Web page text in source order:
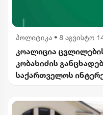
პოლიტიკა • 8 აგვისტო
კოალიცია
კობახიძის
საქართველოს